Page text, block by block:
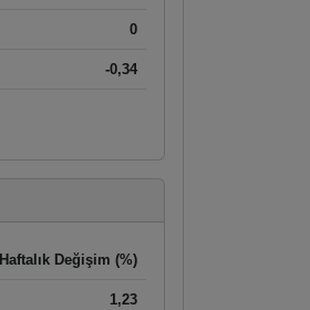
0
-0,34
Haftalık Değişim (%)
1,23